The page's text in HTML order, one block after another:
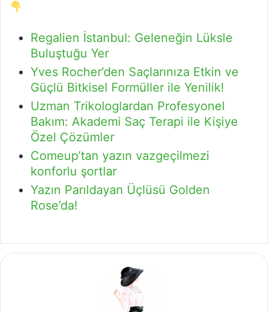
Regalien İstanbul: Geleneğin Lüksle
Buluştuğu Yer
Yves Rocher’den Saçlarınıza Etkin ve
Güçlü Bitkisel Formüller ile Yenilik!
Uzman Trikologlardan Profesyonel
Bakım: Akademi Saç Terapi ile Kişiye
Özel Çözümler
Comeup’tan yazın vazgeçilmezi
konforlu şortlar
Yazın Parıldayan Üçlüsü Golden
Rose’da!